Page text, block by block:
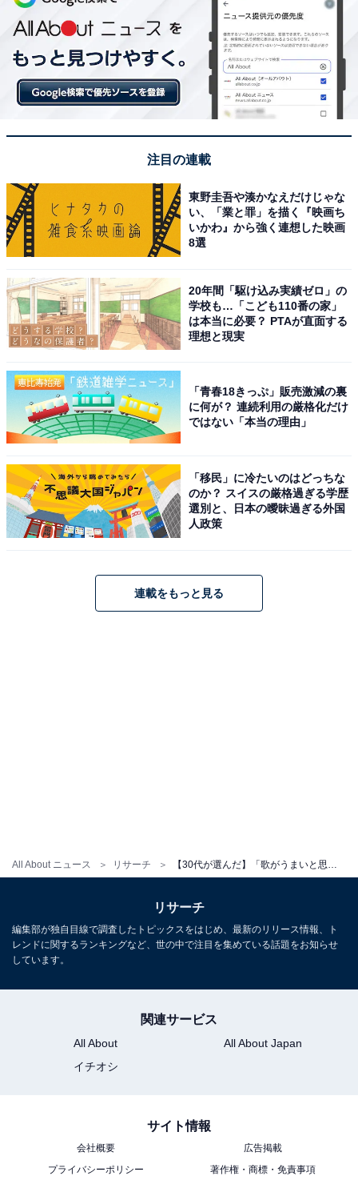
All About ニュース リサーチ
View this post on Instagram
見事1位に輝いたのは、NEWSの増田貴久さんです。圧
倒的な声量と包み込むような温かい美声、優しくも力強
い卓越したボーカル力でグループの音楽シーンを長年け
ん引しています。楽曲ごとに多彩な表情を見せる表現力
の高さと安定感抜群のライブパフォーマンスが、他を大
きく引き離す圧倒的な支持を獲得しました。
に、本当に歌上手いんだって実感しました」（30代
注目の連載
東野圭吾や湊かなえだけじゃな
い、「業と罪」を描く『映画ち
いかわ』から強く連想した映画
8選
20年間「駆け込み実績ゼロ」の
学校も…「こども110番の家」
は本当に必要？ PTAが直面する
理想と現実
「青春18きっぷ」販売激減の裏
に何が？ 連続利用の厳格化だけ
ではない「本当の理由」
「移民」に冷たいのはどっちな
のか？ スイスの厳格過ぎる学歴
選別と、日本の曖昧過ぎる外国
人政策
連載をもっと見る
リサーチ
編集部が独自目線で調査したトピックスをはじめ、最新のリリース情報、ト
レンドに関するランキングなど、世の中で注目を集めている話題をお知らせ
しています。
関連サービス
All About
All About Japan
イチオシ
サイト情報
会社概要
広告掲載
プライバシーポリシー
著作権・商標・免責事項